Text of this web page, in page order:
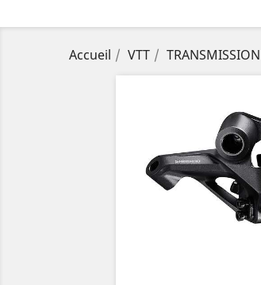
Accueil VTT